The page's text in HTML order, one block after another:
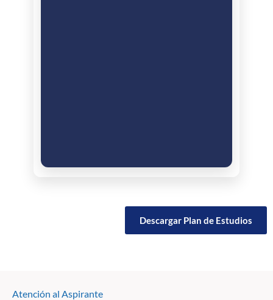
Descargar Plan de Estudios
Atención al Aspirante